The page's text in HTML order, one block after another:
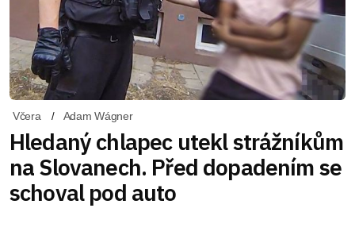
Včera Adam Wágner
Hledaný chlapec utekl strážníkům
na Slovanech. Před dopadením se
schoval pod auto